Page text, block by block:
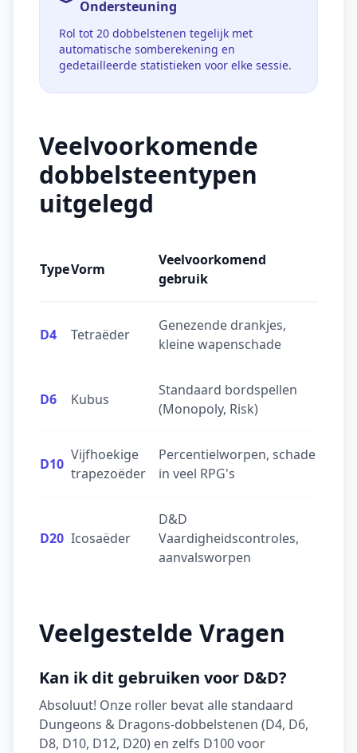
Ondersteuning
Rol tot 20 dobbelstenen tegelijk met
automatische somberekening en
gedetailleerde statistieken voor elke sessie.
Veelvoorkomende
dobbelsteentypen
uitgelegd
TypeVorm
Veelvoorkomend
gebruik
D4 Tetraëder
Genezende drankjes,
kleine wapenschade
D6 Kubus
Standaard bordspellen
(Monopoly, Risk)
D10
Vijfhoekige
trapezoëder
Percentielworpen, schade
in veel RPG's
D20 Icosaëder
D&D
Vaardigheidscontroles,
aanvalsworpen
Veelgestelde Vragen
Kan ik dit gebruiken voor D&D?
Absoluut! Onze roller bevat alle standaard
Dungeons & Dragons-dobbelstenen (D4, D6,
D8, D10, D12, D20) en zelfs D100 voor